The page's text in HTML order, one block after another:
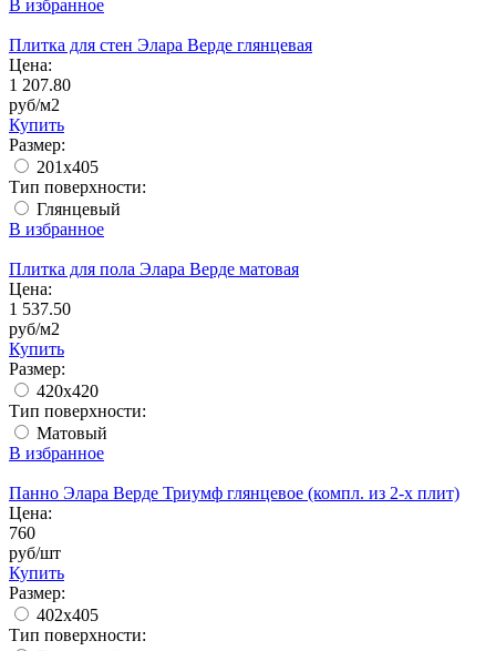
В избранное
Плитка для стен Элара Верде глянцевая
Цена:
1 207.80
руб/м2
Купить
Размер:
201x405
Тип поверхности:
Глянцевый
В избранное
Плитка для пола Элара Верде матовая
Цена:
1 537.50
руб/м2
Купить
Размер:
420х420
Тип поверхности:
Матовый
В избранное
Панно Элара Верде Триумф глянцевое (компл. из 2-х плит)
Цена:
760
руб/шт
Купить
Размер:
402x405
Тип поверхности: